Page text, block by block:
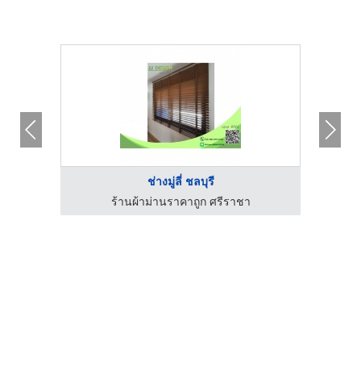
ช่างมู่ลี่ ชลบุรี
ร้านผ้าม่านราคาถูก ศรีราชา